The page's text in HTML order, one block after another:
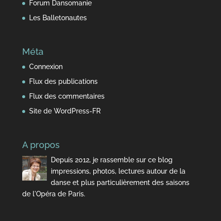
Forum Dansomanie
Les Balletonautes
Méta
Connexion
Flux des publications
Flux des commentaires
Site de WordPress-FR
A propos
Depuis 2012, je rassemble sur ce blog
impressions, photos, lectures autour de la
danse et plus particulièrement des saisons
de l'Opéra de Paris.